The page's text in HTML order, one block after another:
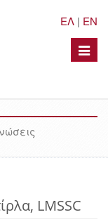
ΕΛ | EN
Toggle
LMSSC